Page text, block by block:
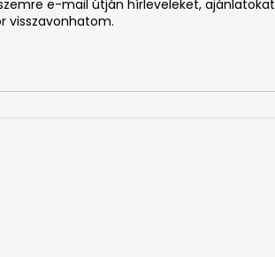
e-mail útján hírleveleket, ajánlatokat
visszavonhatom.